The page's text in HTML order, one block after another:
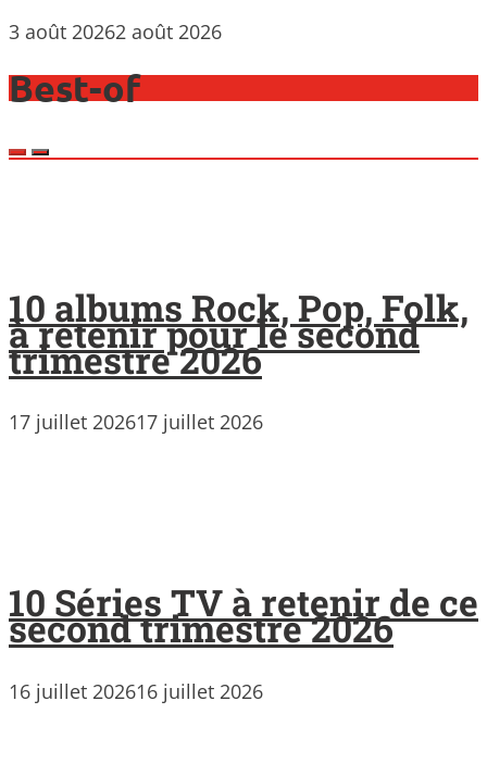
3 août 20262 août 2026
Best-of
10 albums Rock, Pop, Folk,
à retenir pour le second
trimestre 2026
17 juillet 202617 juillet 2026
10 Séries TV à retenir de ce
second trimestre 2026
16 juillet 202616 juillet 2026